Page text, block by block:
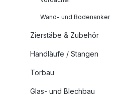
Wand- und Bodenanker
Zierstäbe & Zubehör
Handläufe / Stangen
Torbau
Glas- und Blechbau